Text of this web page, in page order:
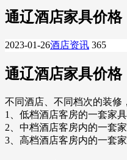
通辽酒店家具价格
2023-01-26酒店资讯 365
通辽酒店家具价格
不同酒店、不同档次的装修
1、低档酒店客房的一套家具
2、中档酒店客房内的一套
3、高档酒店客房内的一套